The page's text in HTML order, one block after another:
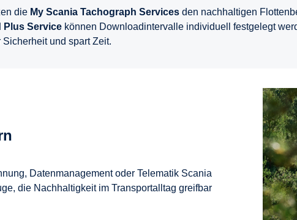
die My Scania Tachograph Services den nachhaltigen
Plus Service können Downloadintervalle individuell festgelegt
und spart Zeit.
Datenmanagement oder Telematik Scania
die Nachhaltigkeit im Transportalltag greifbar